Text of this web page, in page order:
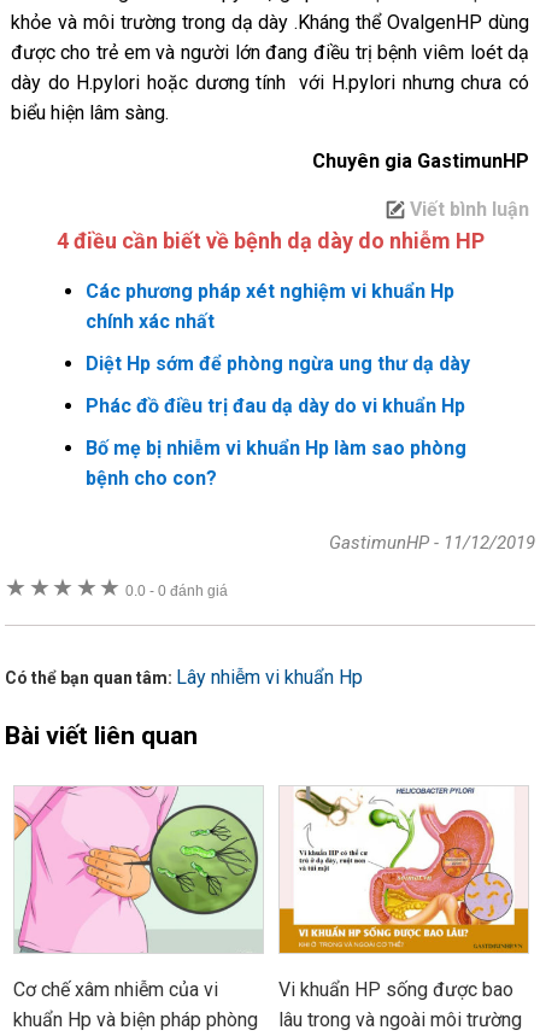
khỏe và môi trường trong dạ dày .Kháng thể OvalgenHP dùng
được cho trẻ em và người lớn đang điều trị bệnh viêm loét dạ
dày do H.pylori hoặc dương tính với H.pylori nhưng chưa có
biểu hiện lâm sàng.
Chuyên gia GastimunHP
Viết bình luận
4 điều cần biết về bệnh dạ dày do nhiễm HP
Các phương pháp xét nghiệm vi khuẩn Hp
chính xác nhất
Diệt Hp sớm để phòng ngừa ung thư dạ dày
Phác đồ điều trị đau dạ dày do vi khuẩn Hp
Bố mẹ bị nhiễm vi khuẩn Hp làm sao phòng
bệnh cho con?
GastimunHP- 11/12/2019
★ ★ ★ ★ ★ 0.0 -0 đánh giá
Có thể bạn quan tâm: Lây nhiễm vi khuẩn Hp
Bài viết liên quan
Cơ chế xâm nhiễm của vi
khuẩn Hp và biện pháp phòng
Vi khuẩn HP sống được bao
lâu trong và ngoài môi trường